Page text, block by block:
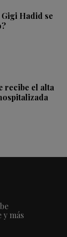
Hadid se
recibe el alta
y más